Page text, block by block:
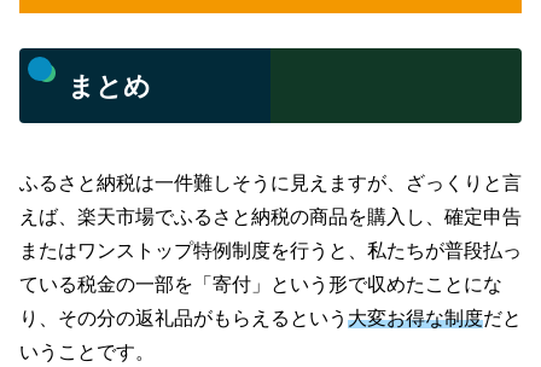
まとめ
ふるさと納税は一件難しそうに見えますが、ざっくりと言
えば、楽天市場でふるさと納税の商品を購入し、確定申告
またはワンストップ特例制度を行うと、私たちが普段払っ
ている税金の一部を「寄付」という形で収めたことにな
り、その分の返礼品がもらえるという 大変お得な制度だと
いうことです。